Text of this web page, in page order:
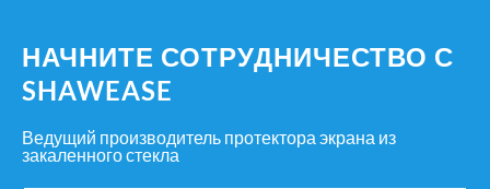
НАЧНИТЕ СОТРУДНИЧЕСТВО С
SHAWEASE
Ведущий производитель протектора экрана из
закаленного стекла